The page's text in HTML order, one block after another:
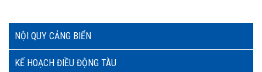
NỘI QUY CẢNG BIỂN
KẾ HOẠCH ĐIỀU ĐỘNG TÀU